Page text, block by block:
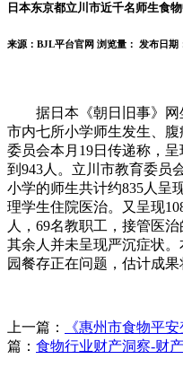
日本东京都立川市近千名师生食
来源：BJL平台官网 浏览量： 发布日期
据日本《朝日旧事》网
市内七所小学师生发生、
委员会本月19日传递称，
到943人。立川市教育委员
小学的师生共计约835人呈
理学生住院医治。又呈现
人，69名教职工，接管医
其余人并未呈现严沉症状
园餐存正在问题，估计成果
上一篇： 《惠州市食物平
篇： 食物行业财产洞察-财